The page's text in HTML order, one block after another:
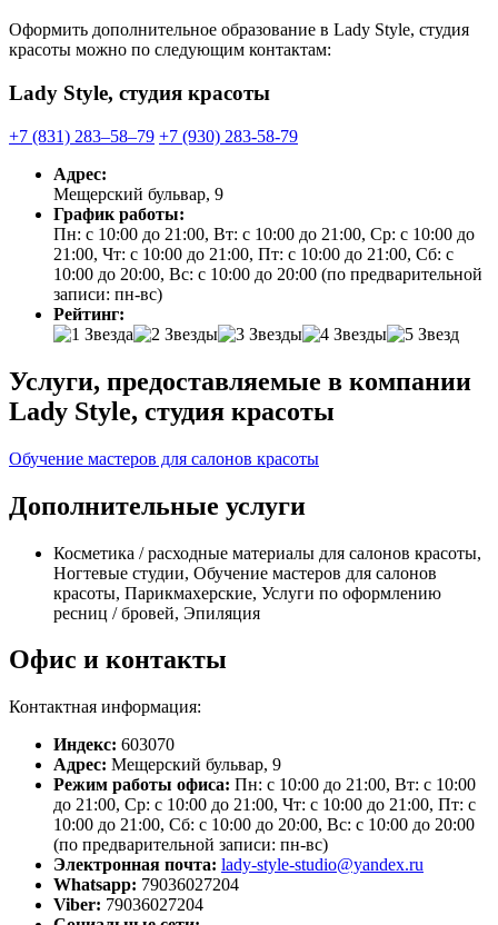
Оформить дополнительное образование в Lady Style, студия
красоты можно по следующим контактам:
Lady Style, студия красоты
+7 (831) 283‒58‒79 +7 (930) 283-58-79
Адрес:
Мещерский бульвар, 9
График работы:
Пн: с 10:00 до 21:00, Вт: с 10:00 до 21:00, Ср: с 10:00 до
21:00, Чт: с 10:00 до 21:00, Пт: с 10:00 до 21:00, Сб: с
10:00 до 20:00, Вс: с 10:00 до 20:00 (по предварительной
записи: пн-вс)
Рейтинг:
Услуги, предоставляемые в компании
Lady Style, студия красоты
Обучение мастеров для салонов красоты
Дополнительные услуги
Косметика / расходные материалы для салонов красоты,
Ногтевые студии, Обучение мастеров для салонов
красоты, Парикмахерские, Услуги по оформлению
ресниц / бровей, Эпиляция
Офис и контакты
Контактная информация:
Индекс: 603070
Адрес: Мещерский бульвар, 9
Режим работы офиса: Пн: с 10:00 до 21:00, Вт: с 10:00
до 21:00, Ср: с 10:00 до 21:00, Чт: с 10:00 до 21:00, Пт: с
10:00 до 21:00, Сб: с 10:00 до 20:00, Вс: с 10:00 до 20:00
(по предварительной записи: пн-вс)
Электронная почта: lady-style-studio@yandex.ru
Whatsapp: 79036027204
Viber: 79036027204